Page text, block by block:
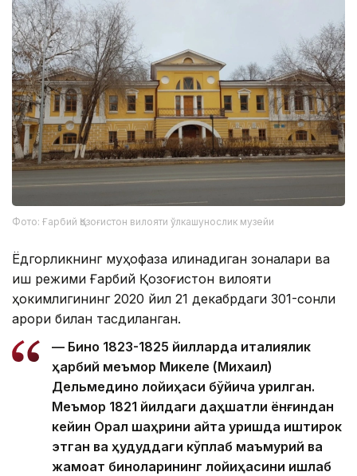
Фото: Ғарбий Қозоғистон вилояти ўлкашунослик музейи
Ёдгорликнинг муҳофаза қилинадиган зоналари ва
иш режими Ғарбий Қозоғистон вилояти
ҳокимлигининг 2020 йил 21 декабрдаги 301-сонли
қарори билан тасдиқланган.
— Бино 1823-1825 йилларда италиялик
ҳарбий меъмор Микеле (Михаил)
Дельмедино лойиҳаси бўйича қурилган.
Меъмор 1821 йилдаги даҳшатли ёнғиндан
кейин Орал шаҳрини қайта қуришда иштирок
этган ва ҳудуддаги кўплаб маъмурий ва
жамоат биноларининг лойиҳасини ишлаб